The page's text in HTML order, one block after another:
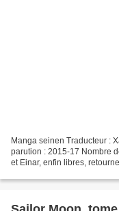
Manga seinen Traducteur :
parution : 2015-17 Nombre
et Einar, enfin libres,